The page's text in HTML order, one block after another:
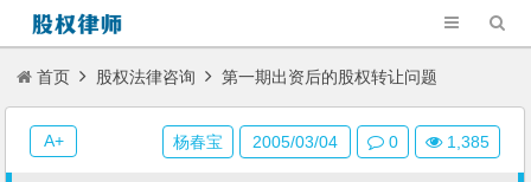
首页 股权法律咨询 第一期出资后的股权转让问题
杨春宝 2005/03/04 0 1,385
A+